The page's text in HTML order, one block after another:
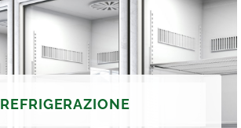
REFRIGERAZIONE